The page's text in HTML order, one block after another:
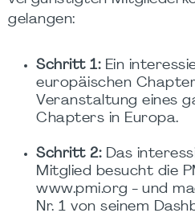
gelangen:
Schritt 1:Ein
europäischen
Veranstaltung eines
Chapters in Europa.
Schritt 2:Das
Mitglied besucht die
www.pmi.org - und
Nr. 1 von seinem